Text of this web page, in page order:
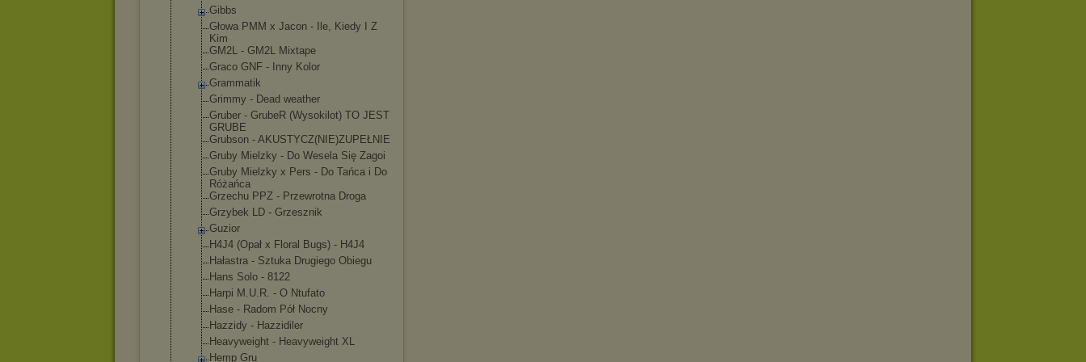
Gibbs
Głowa PMM x Jacon - Ile, Kiedy I Z
Kim
GM2L - GM2L Mixtape
Graco GNF - Inny Kolor
Grammatik
Grimmy - Dead weather
Gruber - GrubeR (Wysokilot) TO JEST
GRUBE
Grubson - AKUSTYCZ(NI E)ZUPEŁNIE
Gruby Mielzky - Do Wesela Się Zagoi
Gruby Mielzky x Pers - Do Tańca i Do
Różańca
Grzechu PPZ - Przewrotna Droga
Grzybek LD - Grzesznik
Guzior
H4J4 (Opał x Floral Bugs) - H4J4
Hałastra - Sztuka Drugiego Obiegu
Hans Solo - 8122
Harpi M.U.R. - O Ntufato
Hase - Radom Pół Nocny
Hazzidy - Hazzidiler
Heavyweight - Heavyweight XL
Hemp Gru